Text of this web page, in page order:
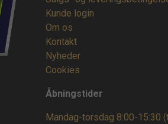
Kunde login
Om os
Kontakt
Nyheder
Cookies
Åbningstider
Mandag-torsdag 8:00-15:30